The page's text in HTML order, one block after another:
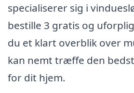
specialiserer sig i
bestille 3 gratis og
du et klart overblik over
kan nemt træffe den
for dit hjem.